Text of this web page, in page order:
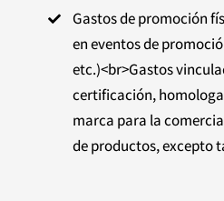

Gastos de promoción
en eventos de
etc.)<br>Gastos
certificación,
marca para la
de productos, excepto